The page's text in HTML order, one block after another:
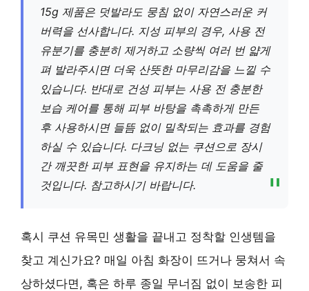
15g 제품은 덧발라도 뭉침 없이 자연스러운 커
버력을 선사합니다. 지성 피부의 경우, 사용 전
유분기를 충분히 제거하고 소량씩 여러 번 얇게
펴 발라주시면 더욱 산뜻한 마무리감을 느낄 수
있습니다. 반대로 건성 피부는 사용 전 충분한
보습 케어를 통해 피부 바탕을 촉촉하게 만든
후 사용하시면 들뜸 없이 밀착되는 효과를 경험
하실 수 있습니다. 다크닝 없는 쿠션으로 장시
간 깨끗한 피부 표현을 유지하는 데 도움을 줄
것입니다. 참고하시기 바랍니다.
혹시 쿠션 유목민 생활을 끝내고 정착할 인생템을
찾고 계신가요? 매일 아침 화장이 뜨거나 뭉쳐서 속
상하셨다면, 혹은 하루 종일 무너짐 없이 보송한 피